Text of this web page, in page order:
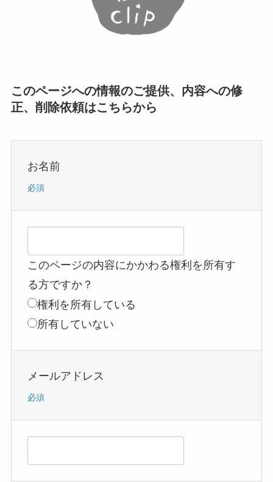
このページへの情報のご提供、内容への修
正、削除依頼はこちらから
お名前
必須
このページの内容にかかわる権利を所有す
る方ですか？
権利を所有している
所有していない
メールアドレス
必須